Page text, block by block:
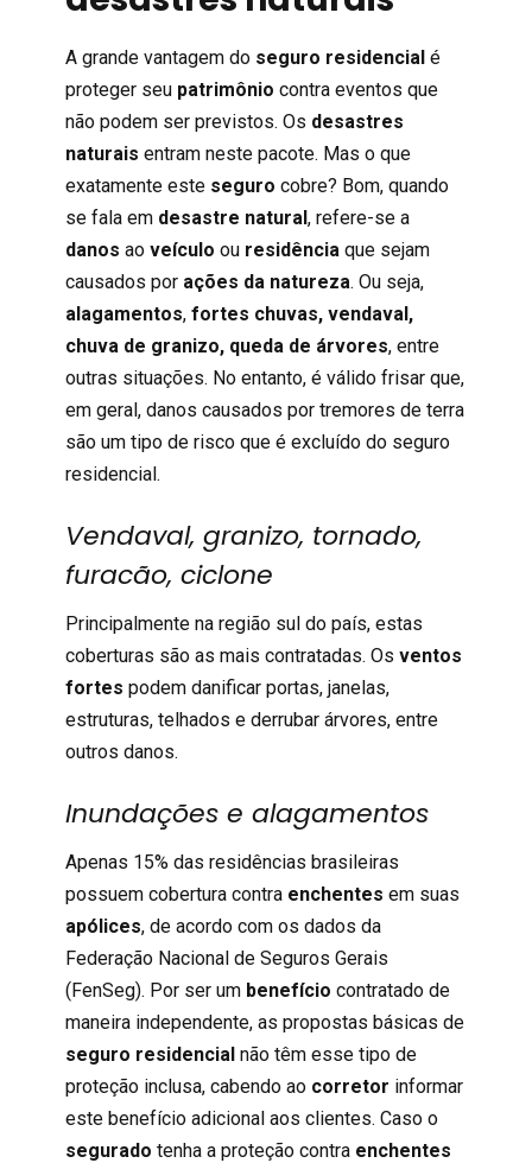
A grande vantagem do seguro residencialé
proteger seu patrimônio contra eventos que
não podem ser previstos. Os desastres
naturais entram neste pacote. Mas o que
exatamente este seguro cobre? Bom, quando
se fala em desastre natural, refere-se a
danos ao veículo ou residência que sejam
causados por ações da natureza. Ou seja,
alagamentos, fortes chuvas, vendaval,
chuva de granizo, queda de árvores, entre
outras situações. No entanto, é válido frisar que,
em geral, danos causados por tremores de terra
são um tipo de risco que é excluído do seguro
residencial.
Vendaval, granizo, tornado,
furacão, ciclone
Principalmente na região sul do país, estas
coberturas são as mais contratadas. Os ventos
fortes podem danificar portas, janelas,
estruturas, telhados e derrubar árvores, entre
outros danos.
Inundações e alagamentos
Apenas 15% das residências brasileiras
possuem cobertura contra enchentes em suas
apólices, de acordo com os dados da
Federação Nacional de Seguros Gerais
(FenSeg). Por ser um benefício contratado de
maneira independente, as propostas básicas de
seguro residencialnão têm esse tipo de
proteção inclusa, cabendo ao corretor informar
este benefício adicional aos clientes. Caso o
segurado tenha a proteção contra enchentes